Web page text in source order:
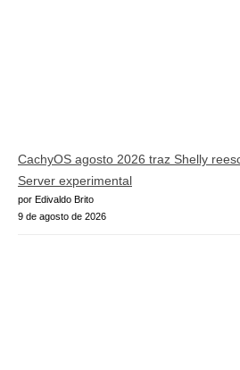
CachyOS agosto 2026 traz Shelly
Server experimental
por Edivaldo Brito
9 de agosto de 2026